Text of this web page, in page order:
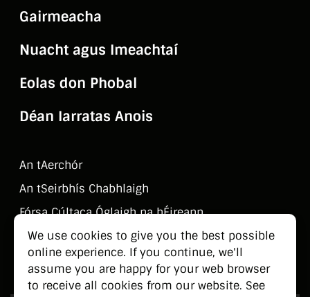
We use cookies to give you the best possible
online experience. If you continue, we'll
assume you are happy for your web browser
to receive all cookies from our website. See
Gairmeacha
Nuacht agus Imeachtaí
Eolas don Phobal
Déan Iarratas Anois
An tAerchór
An tSeirbhí­s Chabhlaigh
Fórsa Cúltaca Óglaigh na hÉireann
Déan Teagmháil Linn
Eolas don Phobal